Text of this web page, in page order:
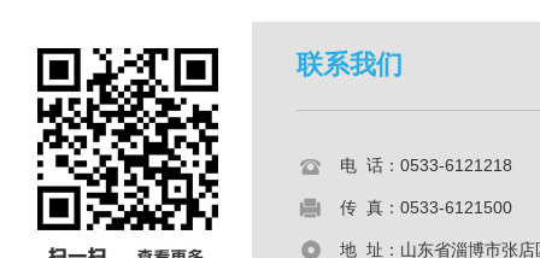
联系我们
电 话：0533-6121218
传 真：0533-6121500
地 址：山东省淄博市张